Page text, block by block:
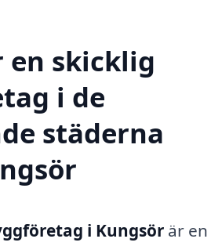
en skicklig
i de
städerna
i Kungsör är en